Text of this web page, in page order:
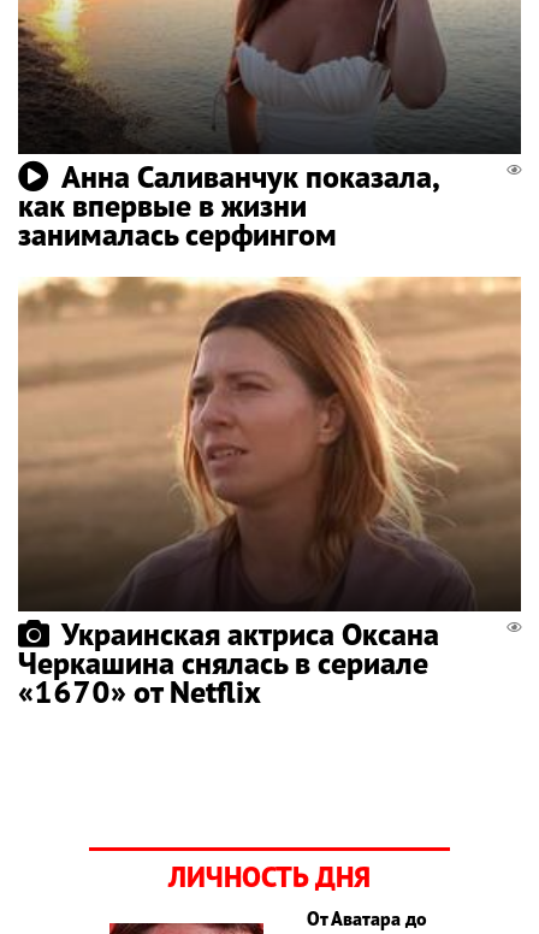
Анна Саливанчук показала,
как впервые в жизни
занималась серфингом
Украинская актриса Оксана
Черкашина снялась в сериале
«1670» от Netflix
ЛИЧНОСТЬ ДНЯ
От Аватара до